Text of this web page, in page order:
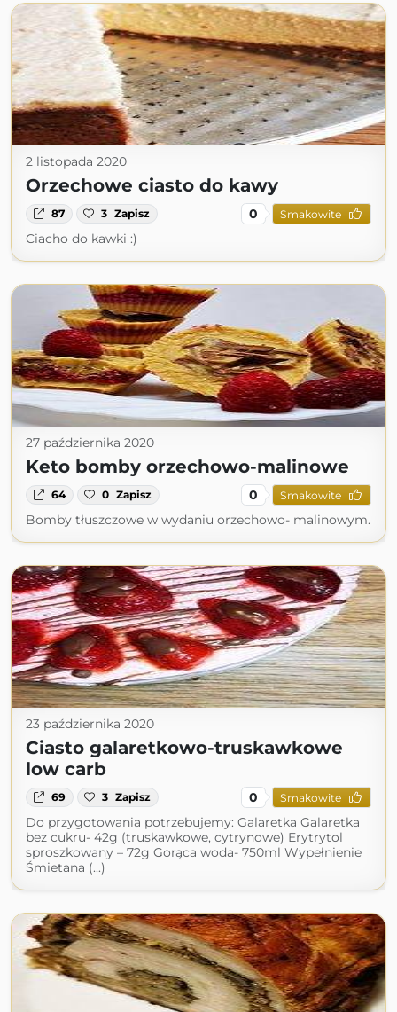
2 listopada 2020
Orzechowe ciasto do kawy
87 3 Zapisz 0 Smakowite
Ciacho do kawki :)
27 października 2020
Keto bomby orzechowo-malinowe
64 0 Zapisz 0 Smakowite
Bomby tłuszczowe w wydaniu orzechowo- malinowym.
23 października 2020
Ciasto galaretkowo-truskawkowe
low carb
69 3 Zapisz 0 Smakowite
Do przygotowania potrzebujemy: Galaretka Galaretka
bez cukru- 42g (truskawkowe, cytrynowe) Erytrytol
sproszkowany – 72g Gorąca woda- 750ml Wypełnienie
Śmietana (...)